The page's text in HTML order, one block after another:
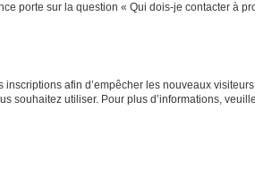
porte sur la question « Qui dois-je contacter à
inscriptions afin d’empêcher les nouveaux
souhaitez utiliser. Pour plus d’informations,